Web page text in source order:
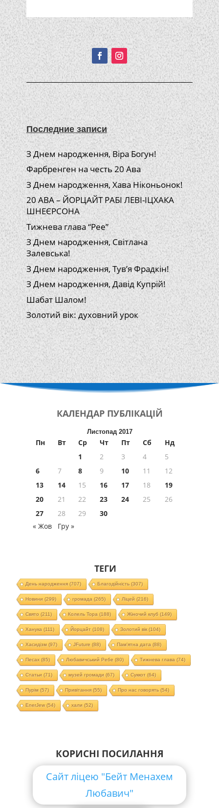
Подписывайтесь!
Последние записи
З Днем народження, Віра Богун!
Фарбренген на честь 20 Ава
З Днем народження, Хава Ніконьонок!
20 АВА – ЙОРЦАЙТ РАБІ ЛЕВІ-ІЦХАКА
ШНЕЄРСОНА
Тижнева глава “Рее”
З Днем народження, Світлана
Залевська!
З Днем народження, Тув’я Фрадкін!
З Днем народження, Давід Купрій!
Шабат Шалом!
Золотий вік: духовний урок
КАЛЕНДАР ПУБЛІКАЦІЙ
Листопад 2017
Пн Вт Ср Чт Пт Сб
Нд
1
2 3 4
5
6
7 8 9 10 11
12
13
14 15 16 17 18
19
20
21 22 23 24 25
26
27
28 29
30
« Жов
Гру »
ТЕГИ
День народження(707) Благодійність (307)
Новини (299) громада (265) Ліцей (216)
Свято (211) Колель Тора (188) Жіночий клуб (149)
Ханука (111) Йорцайт (108) Золотий вік(104)
Хасидізм (97) JFuture (88) Пам'ятна дата (88)
Песах(85) Любавичський Ребе (80) Тижнева глава (74)
Статьи (71) музей громади (67) Суккот (64)
Пурім (57) Привітання(55) Про нас говорять (54)
EnerJew(54) хали (52)
КОРИСНІ ПОСИЛАННЯ
Сайт ліцею "Бейт Менахем
Любавич"